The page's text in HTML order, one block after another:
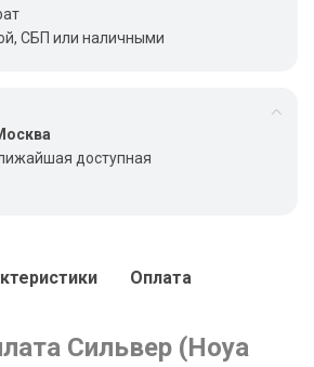
СБП или наличными
доступная
Оплата
Сильвер (Hoya